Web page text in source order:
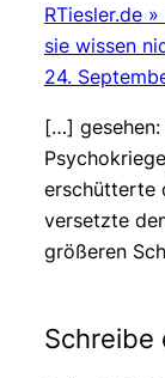
RTiesler.de
sie wissen
24.
[…] gesehen:
erschütterte
versetzte
größeren
Schreibe